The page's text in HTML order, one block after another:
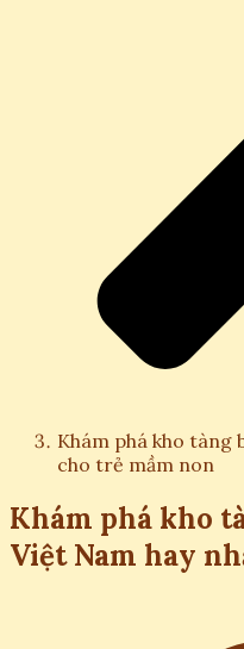
Khám phá kho tàng
cho trẻ mầm non
Khám phá kho
Việt Nam hay